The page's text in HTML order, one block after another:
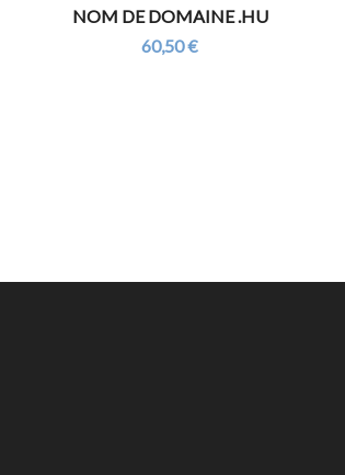
NOM DE DOMAINE .HU
60,50 €